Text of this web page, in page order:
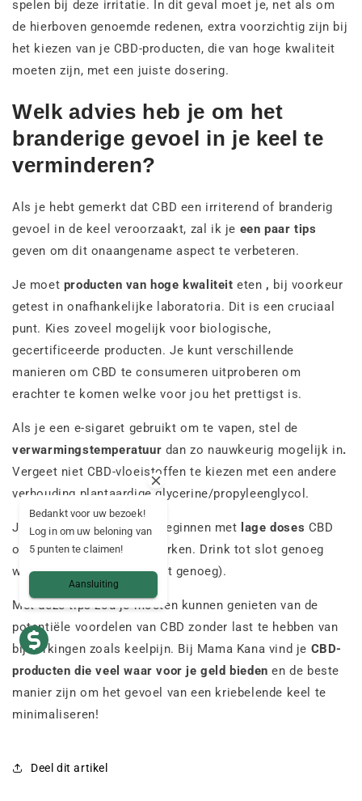
spelen bij deze irritatie. In dit geval moet je, net als om
de hierboven genoemde redenen, extra voorzichtig zijn bij
het kiezen van je CBD-producten, die van hoge kwaliteit
moeten zijn, met een juiste dosering.
Welk advies heb je om het
branderige gevoel in je keel te
verminderen?
Als je hebt gemerkt dat CBD een irriterend of branderig
gevoel in de keel veroorzaakt, zal ik je een paar tips
geven om dit onaangename aspect te verbeteren.
Je moet producten van hoge kwaliteit eten , bij voorkeur
getest in onafhankelijke laboratoria. Dit is een cruciaal
punt. Kies zoveel mogelijk voor biologische,
gecertificeerde producten. Je kunt verschillende
manieren om CBD te consumeren uitproberen om
erachter te komen welke voor jou het prettigst is.
Als je een e-sigaret gebruikt om te vapen, stel de
verwarmingstemperatuur dan zo nauwkeurig mogelijk in.
Vergeet niet CBD-vloeistoffen te kiezen met een andere
verhouding plantaardige glycerine/propyleenglycol.
Je moet ook voorzichtig beginnen met lage doses CBD
olie, en dan naar boven werken. Drink tot slot genoeg
water (we drinken vaak niet genoeg).
Met deze tips zou je moeten kunnen genieten van de
potentiële voordelen van CBD zonder last te hebben van
bijwerkingen zoals keelpijn. Bij Mama Kana vind je CBD-
producten die veel waar voor je geld bieden en de beste
manier zijn om het gevoel van een kriebelende keel te
minimaliseren!
Deel dit artikel
Bedankt voor uw bezoek!
Log in om uw beloning van
5 punten te claimen!
Aansluiting